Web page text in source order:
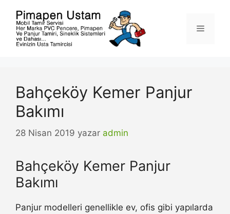
Menü
Bahçeköy Kemer Panjur
Bakımı
28 Nisan 2019 yazar admin
Bahçeköy Kemer Panjur
Bakımı
Panjur modelleri genellikle ev, ofis gibi yapılarda